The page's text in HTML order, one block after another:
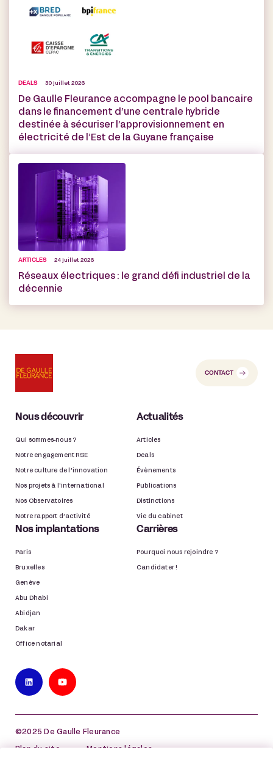
DEALS 30 juillet 2026
De Gaulle Fleurance accompagne le pool bancaire
dans le financement d’une centrale hybride
destinée à sécuriser l’approvisionnement en
électricité de l’Est de la Guyane française
ARTICLES 24 juillet 2026
Réseaux électriques : le grand défi industriel de la
décennie
CONTACT
Nous découvrir
Qui sommes-nous ?
Notre engagement RSE
Notre culture de l’innovation
Nos projets à l’international
Nos Observatoires
Notre rapport d’activité
Actualités
Articles
Deals
Évènements
Publications
Distinctions
Vie du cabinet
Nos implantations
Paris
Bruxelles
Genève
Abu Dhabi
Abidjan
Dakar
Office notarial
Carrières
Pourquoi nous rejoindre ?
Candidater !
©2025 De Gaulle Fleurance
Plan du site Mentions légales